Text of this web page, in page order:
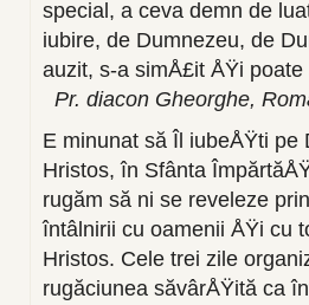
special, a ceva demn de
iubire, de Dumnezeu, de
auzit, s-a simÅ£it ÅŸi poate
Pr. diacon Gheorghe,
E minunat să Îl iubeÅŸti
Hristos, în Sfânta
rugăm să ni se reveleze
întâlnirii cu oamenii ÅŸi cu
Hristos. Cele trei zile
rugăciunea săvârÅŸită ca